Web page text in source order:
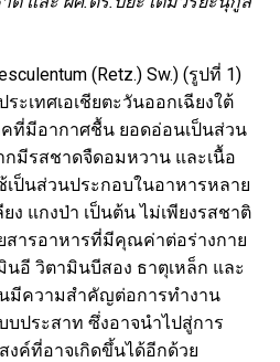
(Retz.) Sw.) (รูปที่ 1)
ะเทศเอเชียตะวันออกเฉียงใต้
ที่มีอากาศชื้น ยอดอ่อนเป็นส่วน
มีรสชาดจืดอมหวาน และเนื้อ
ป็นส่วนประกอบในอาหารหลาย
ง แกงป่า เป็นต้น ไม่เพียงรสชาติ
สารอาหารที่มีคุณค่าต่อร่างกาย
อี วิตามินบีสอง ธาตุเหล็ก และ
มีความสำคัญต่อการทำงาน
บประสาท ซึ่งอาจนำไปสู่การ
ค์ที่อาจเกิดขึ้นได้อีกด้วย